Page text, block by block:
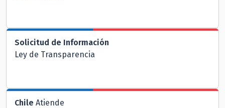
Solicitud de Información
Ley de Transparencia
Chile Atiende